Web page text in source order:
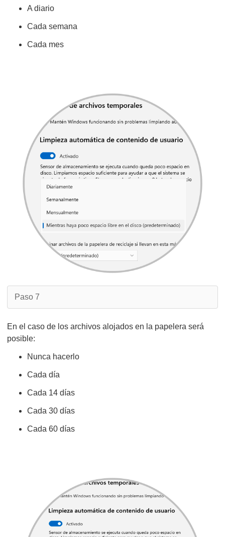
A diario
Cada semana
Cada mes
Paso 7
En el caso de los archivos alojados en la papelera será
posible:
Nunca hacerlo
Cada día
Cada 14 días
Cada 30 días
Cada 60 días